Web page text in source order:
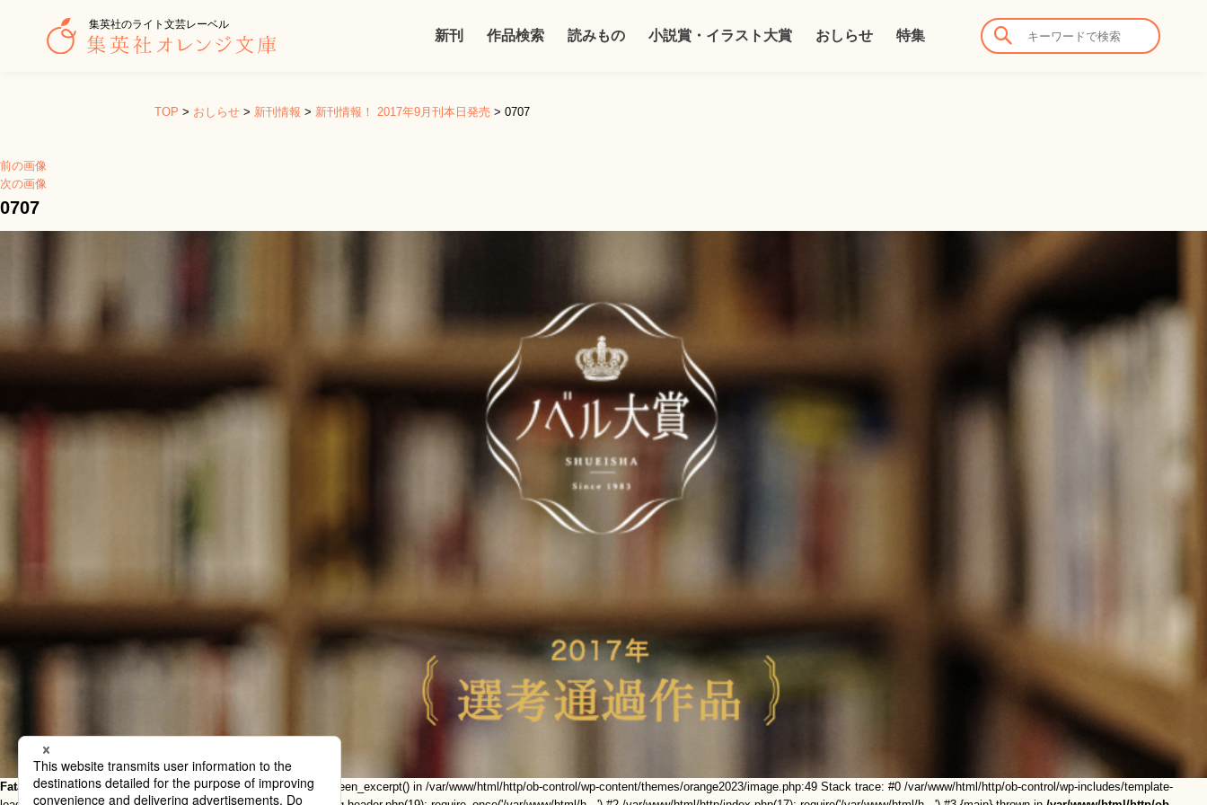
集英社のライト文芸レーベル
新刊 作品検索 読みもの 小説賞・イラスト大賞 おしらせ 特集
TOP > おしらせ > 新刊情報 > 新刊情報！ 2017年9月刊本日発売 > 0707
前の画像
次の画像
0707
Fatal error: Uncaught Error: Call to undefined function twentysixteen_excerpt() in /var/www/html/http/ob-control/wp-content/themes/orange2023/image.php:49 Stack trace: #0 /var/www/html/http/ob-control/wp-includes/template-